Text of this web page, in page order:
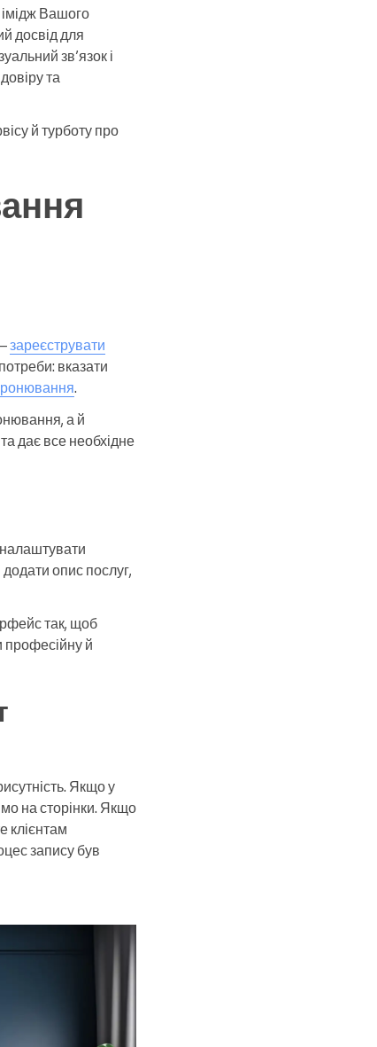
Вашого
досвід для
зв’язок і
та
й турботу про
зареєструвати
вказати
.
а й
дає все необхідне
опис послуг,
так, щоб
професійну й
Якщо у
на сторінки. Якщо
клієнтам
запису був